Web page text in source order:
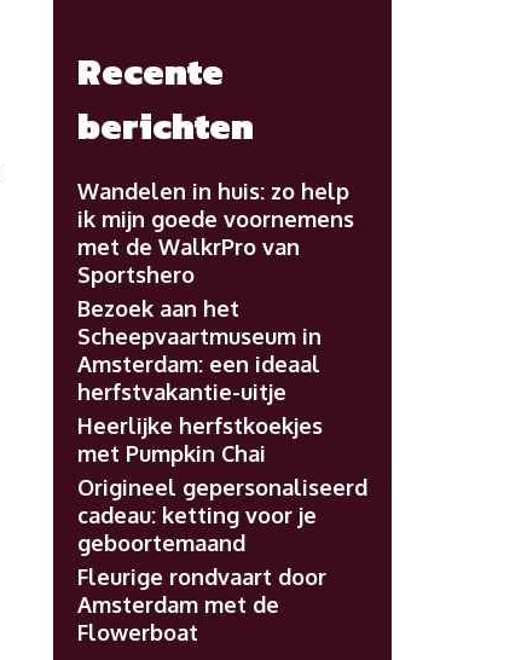
Recente
berichten
Wandelen in huis: zo help
ik mijn goede voornemens
met de WalkrPro van
Sportshero
Bezoek aan het
Scheepvaartmuseum in
Amsterdam: een ideaal
herfstvakantie-uitje
Heerlijke herfstkoekjes
met Pumpkin Chai
Origineel gepersonaliseerd
cadeau: ketting voor je
geboortemaand
Fleurige rondvaart door
Amsterdam met de
Flowerboat